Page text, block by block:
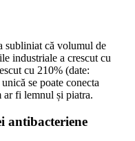
subliniat că volumul de
industriale a crescut cu
cu 210% (date:
se poate conecta
ar fi lemnul și piatra.
antibacteriene